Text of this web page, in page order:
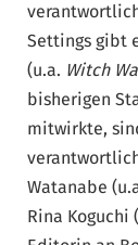
Settings gibt
(u.a. Witch
bisherigen
mitwirkte,
Watanabe
Rina Koguchi